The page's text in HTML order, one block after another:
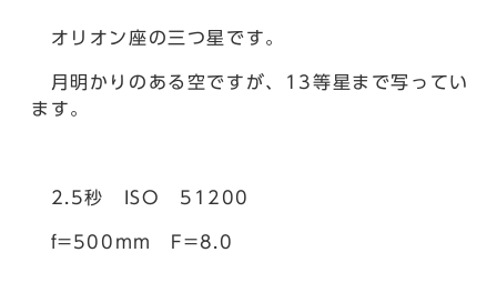
オリオン座の三つ星です。
月明かりのある空ですが、13等星まで写ってい
ます。
2.5秒 ISO 51200
f=500mm F=8.0